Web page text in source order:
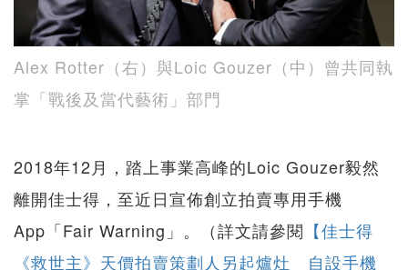
Alex Rotter（右）與Loic Gouzer（中）曾共同執
掌「戰後及當代藝術」部門
2018年12月，踏上事業高峰的Loic Gouzer毅然
離開佳士得，至近日宣佈創立拍賣專用手機
App「Fair Warning」。（詳文請參閱 【佳士得
《救世主》天價拍賣策劃人另起爐灶 自設手機